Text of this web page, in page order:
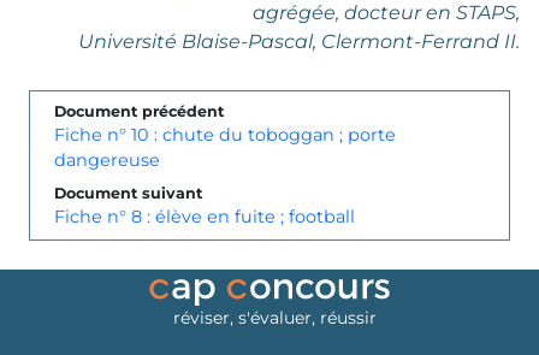
agrégée, docteur en STAPS,
Université Blaise-Pascal, Clermont-Ferrand II.
Document précédent
Fiche n° 10 : chute du toboggan ; porte
dangereuse
Document suivant
Fiche n° 8 : élève en fuite ; football
réviser, s'évaluer, réussir